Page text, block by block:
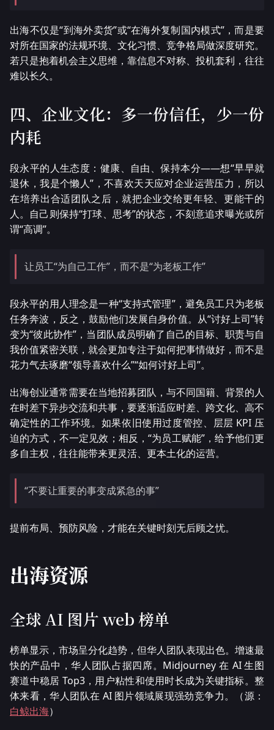
出海不仅是“到海外卖货”或“在海外复制国内模式”，而是要
对所在国家的法规环境、文化习惯、竞争格局做深度研究。
若只是抱着机会主义思维，靠信息不对称、投机套利，往往
难以长久。
四、企业文化：多一份信任，少一份
内耗
段永平的人生态度：健康、自由、保持本分——想“早早就
退休，我是个懒人”，不喜欢天天应对企业运营压力，所以
在培养出合适团队之后，就把企业交给更年轻、更能干的
人。自己则保持“打球、思考”的状态，不刻意追求曝光或所
谓“高调”。
让员工“为自己工作”，而不是“为老板工作”
段永平的用人理念是一种“支持式管理”，避免员工只为老板
任务奔波，反之，鼓励他们发展自身价值。从“讨好上司”转
变为“彼此协作”，当团队成员明确了自己的目标、职责与自
我价值紧密关联，就会更加专注于如何把事情做好，而不是
花力气去琢磨“领导喜欢什么”“如何讨好上司”。
出海创业通常需要在当地招募团队，与不同国籍、背景的人
在时差下异步交流和共事，要逐渐适应时差、跨文化、高不
确定性的工作环境。如果依旧使用过度管控、层层 KPI 压
迫的方式，不一定见效；相反，“为员工赋能”，给予他们更
多自主权，往往能带来更灵活、更本土化的运营。
“不要让重要的事变成紧急的事”
提前布局、预防风险，才能在关键时刻无后顾之忧。
出海资源
全球 AI 图片 web 榜单
榜单显示，市场呈分化趋势，但华人团队表现出色。增速最
快的产品中，华人团队占据四席。Midjourney 在 AI 生图
赛道中稳居 Top3，用户粘性和使用时长成为关键指标。整
体来看，华人团队在 AI 图片领域展现强劲竞争力。（源：
白鲸出海）